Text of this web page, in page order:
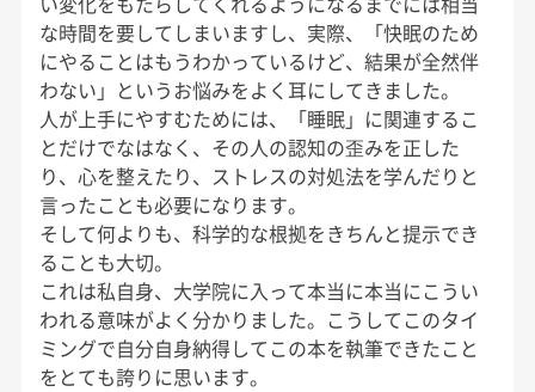
な時間を要してしまいますし、実際、「快眠のため
にやることはもうわかっているけど、結果が全然伴
わない」というお悩みをよく耳にしてきました。
人が上手にやすむためには、「睡眠」に関連するこ
とだけでなはなく、その人の認知の歪みを正した
り、心を整えたり、ストレスの対処法を学んだりと
言ったことも必要になります。
そして何よりも、科学的な根拠をきちんと提示でき
ることも大切。
これは私自身、大学院に入って本当に本当にこうい
われる意味がよく分かりました。こうしてこのタイ
ミングで自分自身納得してこの本を執筆できたこと
をとても誇りに思います。